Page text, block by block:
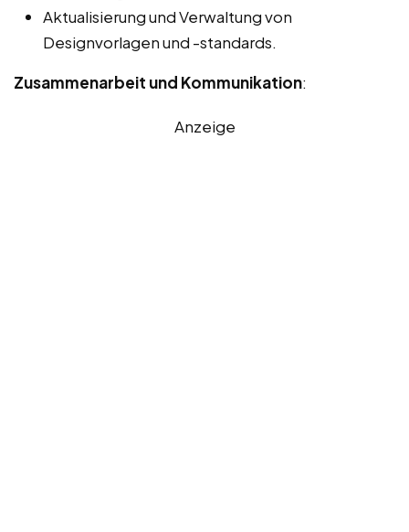
Aktualisierung und Verwaltung von
Designvorlagen und -standards.
Zusammenarbeit und Kommunikation:
Anzeige